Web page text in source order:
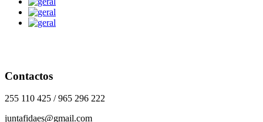
Contactos
255 110 425 / 965 296 222
juntafidaes@gmail.com